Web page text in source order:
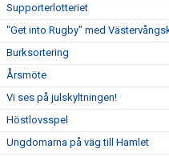
Supporterlotteriet
"Get into Rugby" med
Burksortering
Årsmöte
Vi ses på julskyltningen!
Höstlovsspel
Ungdomarna på väg till Hamlet